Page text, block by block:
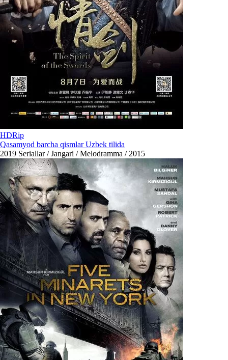
HDRip
Qasamyod barcha qismlar Uzbek tilida
2019 Seriallar / Jangari / Melodramma / 2015